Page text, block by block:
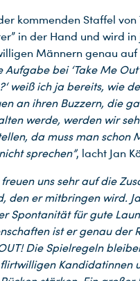
kommenden Staffel von
in der Hand und wird
Männern genau auf
Aufgabe bei ‘Take Me
weiß ich ja bereits, wie
an ihren Buzzern, die
werde, werden wir
da muss man schon
sprechen”, lacht Jan
freuen uns sehr auf die
den er mitbringen wird.
Spontanität für gute
ist er genau der
Die Spielregeln
Kandidatinnen